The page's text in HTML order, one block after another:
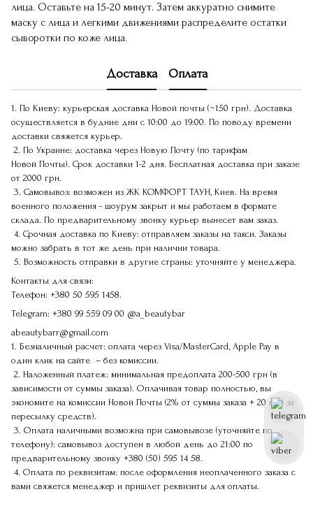
лица. Оставьте на 15-20 минут. Затем аккуратно снимите
маску с лица и легкими движениями распределите остатки
сыворотки по коже лица.
Доставка Оплата
1. По Киеву: курьерская доставка Новой почты (~150 грн). Доставка
осуществляется в будние дни с 10:00 до 19:00. По поводу времени
доставки свяжется курьер.
2. По Украине: доставка через Новую Почту (по тарифам
Новой Почты). Срок доставки 1-2 дня. Бесплатная доставка при заказе
от 2000 грн.
3. Самовывоз: возможен из ЖК КОМФОРТ ТАУН, Киев. На время
военного положения - шоурум закрыт и мы работаем в формате
склада. По предварительному звонку курьер вынесет вам заказ.
4. Срочная доставка по Киеву: отправляем заказы на такси. Заказы
можно забрать в тот же день при наличии товара.
5. Возможность отправки в другие страны: уточняйте у менеджера.
Контакты для связи:
Телефон: +380 50 595 1458.
Telegram: +380 99 559 09 00 @a_beautybar
abeautybarr@gmail.com
1. Безналичный расчет: оплата через Visa/MasterCard, Apple Pay в
один клик на сайте – без комиссии.
2. Наложенный платеж: минимальная предоплата 200-500 грн (в
зависимости от суммы заказа). Оплачивая товар полностью, вы
экономите на комиссии Новой Почты (2% от суммы заказа + 20 грн за
пересылку средств).
3. Оплата наличными возможна при самовывозе (уточняйте по
телефону): самовывоз доступен в любой день до 21:00 по
предварительному звонку +380 (50) 595 14 58.
4. Оплата по реквизитам: после оформления неоплаченного заказа с
вами свяжется менеджер и пришлет реквизиты для оплаты.